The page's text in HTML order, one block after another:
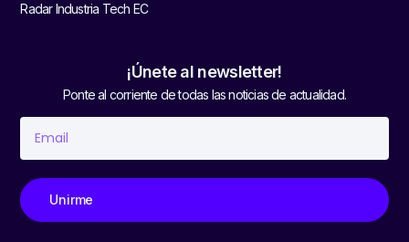
Radar Industria Tech EC
¡Únete al newsletter!
Ponte al corriente de todas las noticias de actualidad.
Unirme